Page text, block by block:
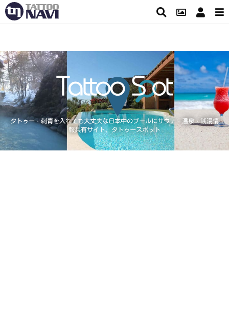
タトゥー・刺青を入れても大丈夫な日本中のプールにサウナ・温泉・銭湯情
報共有サイト、タトゥースポット